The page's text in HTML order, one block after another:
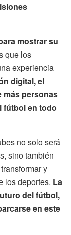
mostrar su
que los
experiencia
digital, el
más personas
fútbol en todo
no solo será
sino también
y
los deportes. La
del fútbol,
en este